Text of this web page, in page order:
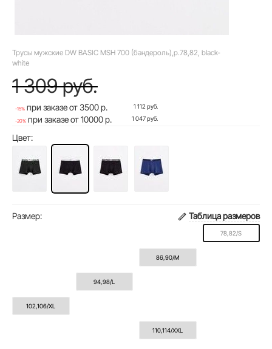
Трусы мужские DW BASIC MSH 700 (бандероль),р.78,82, black-
white
1 309 руб.
-15% при заказе от 3500 р. 1 112 руб.
-20% при заказе от 10000 р. 1 047 руб.
Цвет:
Размер: Таблица размеров
78,82/S
86,90/M
94,98/L
102,106/XL
110,114/XXL